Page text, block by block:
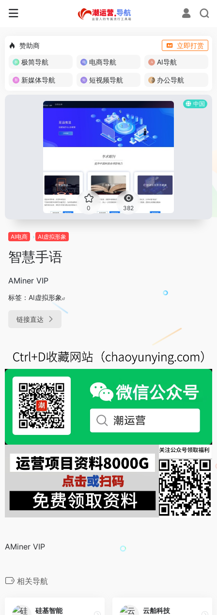
赞助商
立即打赏
极简导航
电商导航 AI导航
新媒体导航 短视频导航 办公导航
中国
0 382
AI电商 AI虚拟形象
智慧手语
AMiner VIP
标签： AI虚拟形象
链接直达
AMiner VIP
相关导航
硅基智能 云舶科技